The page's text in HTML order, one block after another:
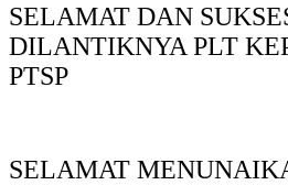
SELAMAT DAN
DILANTIKNYA PLT
PTSP
SELAMAT